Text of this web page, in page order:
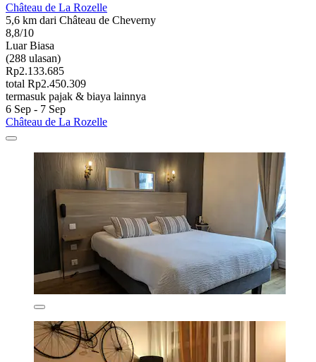
Château de La Rozelle
5,6 km dari Château de Cheverny
8,8/10
Luar Biasa
(288 ulasan)
Rp2.133.685
total Rp2.450.309
termasuk pajak & biaya lainnya
6 Sep - 7 Sep
Château de La Rozelle